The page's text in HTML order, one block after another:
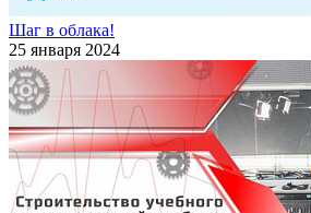
Шаг в облака!
25 января 2024